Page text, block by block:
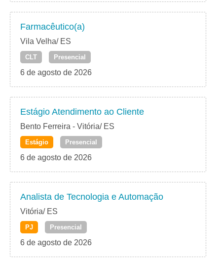
Farmacêutico(a)
Vila Velha/ ES
CLT Presencial
6 de agosto de 2026
Estágio Atendimento ao Cliente
Bento Ferreira - Vitória/ ES
Estágio Presencial
6 de agosto de 2026
Analista de Tecnologia e Automação
Vitória/ ES
PJ Presencial
6 de agosto de 2026